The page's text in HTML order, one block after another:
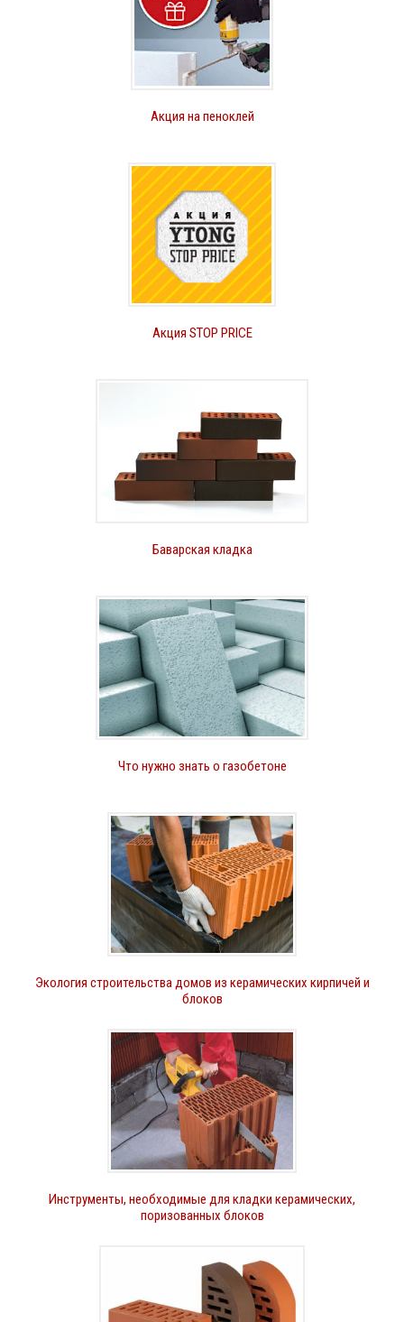
Акция на пеноклей
Акция STOP PRICE
Баварская кладка
Что нужно знать о газобетоне
Экология строительства домов из керамических кирпичей и
блоков
Инструменты, необходимые для кладки керамических,
поризованных блоков